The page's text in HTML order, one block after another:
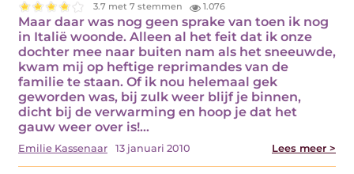
3.7 met 7 stemmen 1.076
Maar daar was nog geen sprake van toen ik nog
in Italië woonde. Alleen al het feit dat ik onze
dochter mee naar buiten nam als het sneeuwde,
kwam mij op heftige reprimandes van de
familie te staan. Of ik nou helemaal gek
geworden was, bij zulk weer blijf je binnen,
dicht bij de verwarming en hoop je dat het
gauw weer over is!…
Emilie Kassenaar 13 januari 2010 Lees meer >